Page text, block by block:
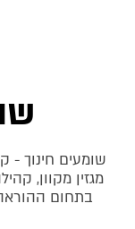
שומעים חינוך -
מגזין מקוון,
בתחום